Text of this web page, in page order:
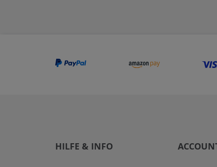
HILFE & INFO